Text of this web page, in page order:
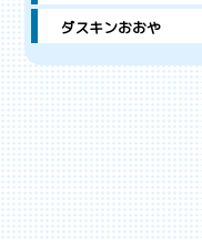
ダスキンおおや